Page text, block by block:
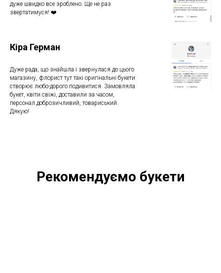
дуже швидко все зроблено. Ще не раз
звертатимуся! ❤️
Кіра Герман
Дуже рада, що знайшла і звернулася до цього
магазину, флорист тут такі оригінальні букети
створює любо-дорого подивитися. Замовляла
букет, квіти свіжі, доставили за часом,
персонал доброзичливий, товариський.
Дякую!
Рекомендуємо букети